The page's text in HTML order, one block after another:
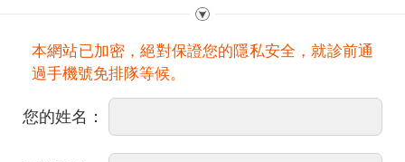
本網站已加密，絕對保證您的隱私安全，就診前通
過手機號免排隊等候。
您的姓名：